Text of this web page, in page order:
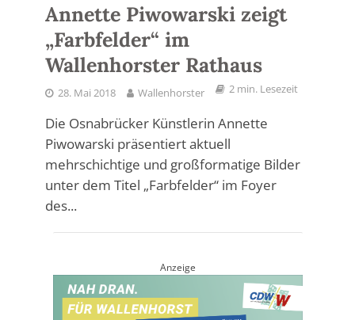
Annette Piwowarski zeigt
„Farbfelder“ im
Wallenhorster Rathaus
28. Mai 2018 Wallenhorster 2 min. Lesezeit
Die Osnabrücker Künstlerin Annette
Piwowarski präsentiert aktuell
mehrschichtige und großformatige Bilder
unter dem Titel „Farbfelder“ im Foyer
des...
Anzeige